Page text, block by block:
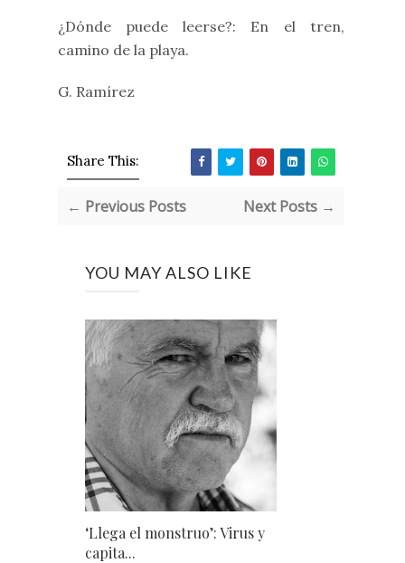
¿Dónde puede leerse?: En el tren,
camino de la playa.
G. Ramírez
Share This:
← Previous Posts Next Posts →
YOU MAY ALSO LIKE
‘Llega el monstruo’: Virus y
capita...